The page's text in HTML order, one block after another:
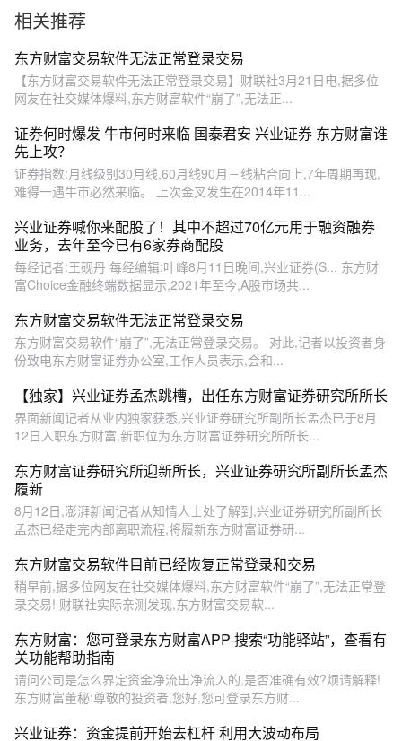
相关推荐
东方财富交易软件无法正常登录交易
【东方财富交易软件无法正常登录交易】财联社3月21日电,据多位
网友在社交媒体爆料,东方财富软件“崩了”,无法正...
证券何时爆发 牛市何时来临 国泰君安 兴业证券 东方财富谁
先上攻？
证券指数:月线级别30月线,60月线90月三线粘合向上,7年周期再现,
难得一遇牛市必然来临。 上次金叉发生在2014年11...
兴业证券喊你来配股了！其中不超过70亿元用于融资融券
业务，去年至今已有6家券商配股
每经记者:王砚丹 每经编辑:叶峰8月11日晚间,兴业证券(S... 东方财
富Choice金融终端数据显示,2021年至今,A股市场共...
东方财富交易软件无法正常登录交易
东方财富交易软件“崩了”,无法正常登录交易。 对此,记者以投资者身
份致电东方财富证券办公室,工作人员表示,会和...
【独家】兴业证券孟杰跳槽，出任东方财富证券研究所所长
界面新闻记者从业内独家获悉,兴业证券研究所副所长孟杰已于8月
12日入职东方财富,新职位为东方财富证券研究所所长...
东方财富证券研究所迎新所长，兴业证券研究所副所长孟杰
履新
8月12日,澎湃新闻记者从知情人士处了解到,兴业证券研究所副所长
孟杰已经走完内部离职流程,将履新东方财富证券研...
东方财富交易软件目前已经恢复正常登录和交易
稍早前,据多位网友在社交媒体爆料,东方财富软件“崩了”,无法正常登
录交易! 财联社实际亲测发现,东方财富交易软...
东方财富：您可登录东方财富APP-搜索“功能驿站”，查看有
关功能帮助指南
请问公司是怎么界定资金净流出净流入的,是否准确有效?烦请解释!
东方财富董秘:尊敬的投资者,您好,您可登录东方财...
兴业证券：资金提前开始去杠杆 利用大波动布局